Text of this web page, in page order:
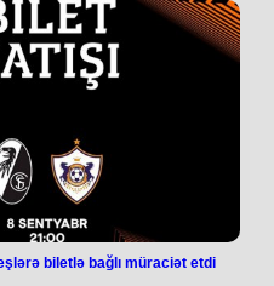
tərtib olunub”. Bunu
Heyətinin sədri Vüqar Süleymanov
deyib. "İstənilən halda məlumatlar
“İstənilən yeni sahədə minatəmizləmə
bütün məlumatlar araşdırılır.
olunur”,- ANAMA sədri deyib.
biletlə bağlı müraciət etdi